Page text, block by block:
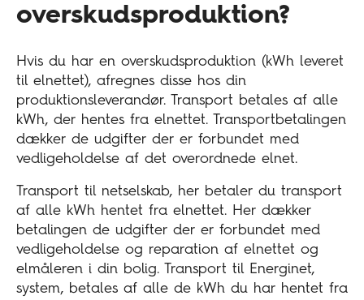
overskudsproduktion?
Hvis du har en overskudsproduktion (kWh leveret
til elnettet), afregnes disse hos din
produktionsleverandør. Transport betales af alle
kWh, der hentes fra elnettet. Transportbetalingen
dækker de udgifter der er forbundet med
vedligeholdelse af det overordnede elnet.
Transport til netselskab, her betaler du transport
af alle kWh hentet fra elnettet. Her dækker
betalingen de udgifter der er forbundet med
vedligeholdelse og reparation af elnettet og
elmåleren i din bolig. Transport til Energinet,
system, betales af alle de kWh du har hentet fra